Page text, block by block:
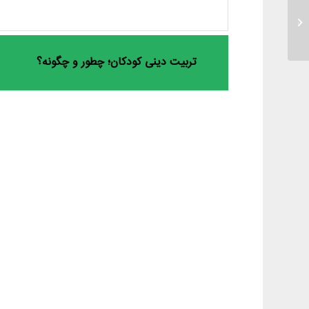
تربیت دینی کودکان؛ چطور و چگونه؟
ویژگی بازی های کودکانه